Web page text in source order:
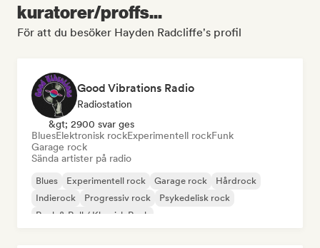
kuratorer/proffs...
För att du besöker Hayden Radcliffe's profil
Good Vibrations Radio
Radiostation
&gt; 2900 svar ges
BluesElektronisk rockExperimentell rockFunk
Garage rock
Sända artister på radio
Blues Experimentell rock Garage rock
Hårdrock
Indierock
Progressiv rock
Psykedelisk rock
Rock & Roll / Klassisk Rock